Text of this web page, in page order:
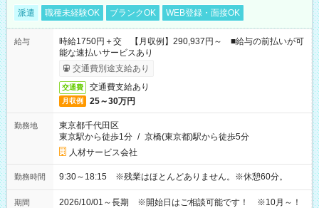
派遣 職種未経験OK ブランクOK WEB登録・面接OK
給与
時給1750円＋交 【月収例】290,937円～ ■給与の前払いが可
能な速払いサービスあり
交通費別途支給あり
交通費 交通費支給あり
月収例 25～30万円
勤務地
東京都千代田区
東京駅から徒歩1分 / 京橋(東京都)駅から徒歩5分
人材サービス会社
勤務時間 9:30～18:15 ※残業はほとんどありません。※休憩60分。
期間 2026/10/01～長期 ※開始日はご相談可能です！ ※10月～！